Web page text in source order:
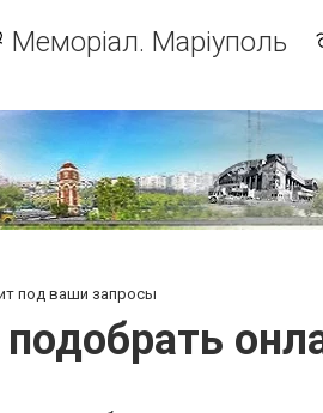
Меморіал. Маріуполь
под ваши запросы